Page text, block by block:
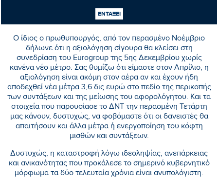
ΕΝΤΑΞΕΙ
το γιοφύρι της Άρτας. Ολημερίς την κλείνανε, το βράδυ
εγκρεμιζόταν.
Ο ίδιος ο πρωθυπουργός, από τον περασμένο Νοέμβριο
δήλωνε ότι η αξιολόγηση σίγουρα θα κλείσει στη
συνεδρίαση του Eurogroup της 5ης Δεκεμβρίου χωρίς
κανένα νέο μέτρο. Σας θυμίζω ότι είμαστε στον Απρίλιο, η
αξιολόγηση είναι ακόμη στον αέρα αν και έχουν ήδη
αποδεχθεί νέα μέτρα 3,6 δις ευρώ στο πεδίο της περικοπής
των συντάξεων και της μείωσης του αφορολόγητου. Και τα
στοιχεία που παρουσίασε το ΔΝΤ την περασμένη Τετάρτη
μας κάνουν, δυστυχώς, να φοβόμαστε ότι οι δανειστές θα
απαιτήσουν και άλλα μέτρα ή ενεργοποίηση του κόφτη
μισθών και συντάξεων.
Δυστυχώς, η καταστροφή λόγω ιδεοληψίας, ανεπάρκειας
και ανικανότητας που προκάλεσε το σημερινό κυβερνητικό
μόρφωμα τα δύο τελευταία χρόνια είναι ανυπολόγιστη.